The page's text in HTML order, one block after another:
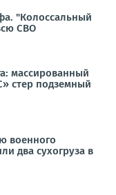
"Колоссальный
СВО
массированный
стер подземный
военного
два сухогруза в